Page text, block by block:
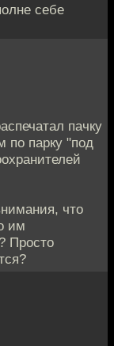
себе
пачку
парку "под
что
им
Просто